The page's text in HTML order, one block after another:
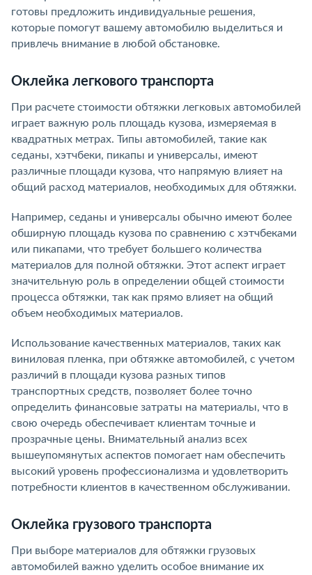
готовы предложить индивидуальные решения,
которые помогут вашему автомобилю выделиться и
привлечь внимание в любой обстановке.
Оклейка легкового транспорта
При расчете стоимости обтяжки легковых автомобилей
играет важную роль площадь кузова, измеряемая в
квадратных метрах. Типы автомобилей, такие как
седаны, хэтчбеки, пикапы и универсалы, имеют
различные площади кузова, что напрямую влияет на
общий расход материалов, необходимых для обтяжки.
Например, седаны и универсалы обычно имеют более
обширную площадь кузова по сравнению с хэтчбеками
или пикапами, что требует большего количества
материалов для полной обтяжки. Этот аспект играет
значительную роль в определении общей стоимости
процесса обтяжки, так как прямо влияет на общий
объем необходимых материалов.
Использование качественных материалов, таких как
виниловая пленка, при обтяжке автомобилей, с учетом
различий в площади кузова разных типов
транспортных средств, позволяет более точно
определить финансовые затраты на материалы, что в
свою очередь обеспечивает клиентам точные и
прозрачные цены. Внимательный анализ всех
вышеупомянутых аспектов помогает нам обеспечить
высокий уровень профессионализма и удовлетворить
потребности клиентов в качественном обслуживании.
Оклейка грузового транспорта
При выборе материалов для обтяжки грузовых
автомобилей важно уделить особое внимание их